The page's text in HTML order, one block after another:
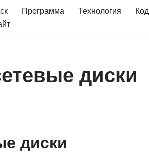
Программа Технология Код
диски
диски